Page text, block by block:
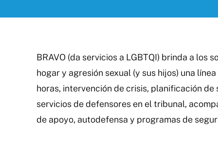
BRAVO (da servicios a LGBTQI) brinda a los
hogar y agresión sexual (y sus hijos) una
horas, intervención de crisis, planificación
servicios de defensores en el tribunal,
de apoyo, autodefensa y programas de